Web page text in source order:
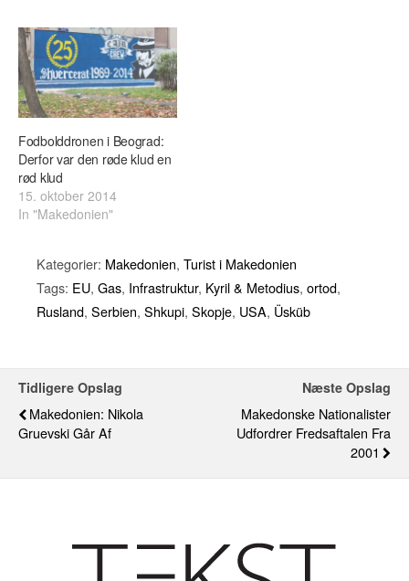
Fodbolddronen i Beograd:
Derfor var den røde klud en
rød klud
15. oktober 2014
In "Makedonien"
Kategorier: Makedonien, Turist i Makedonien
Tags: EU, Gas, Infrastruktur, Kyril & Metodius, ortod,
Rusland, Serbien, Shkupi, Skopje, USA, Üsküb
Tidligere Opslag
Makedonien: Nikola
Gruevski Går Af
Næste Opslag
Makedonske Nationalister
Udfordrer Fredsaftalen Fra
2001